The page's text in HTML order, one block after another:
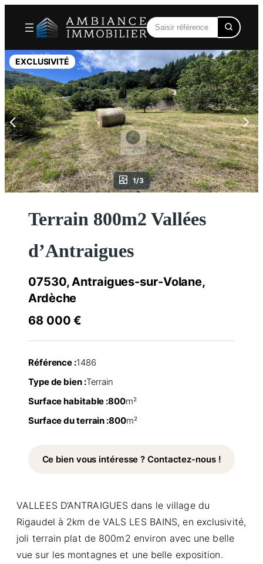
contenu
EXCLUSIVITÉ
1/3
Terrain 800m2 Vallées
d’Antraigues
07530, Antraigues-sur-Volane,
Ardèche
68 000 €
Référence :1486
Type de bien :Terrain
Surface habitable :800m²
Surface du terrain :800m²
Ce bien vous intéresse ? Contactez-nous !
VALLEES D’ANTRAIGUES dans le village du
Rigaudel à 2km de VALS LES BAINS, en exclusivité,
joli terrain plat de 800m2 environ avec une belle
vue sur les montagnes et une belle exposition.